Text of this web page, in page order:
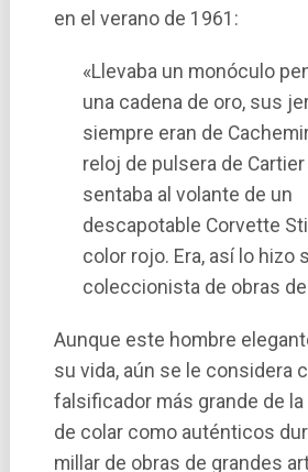
en el verano de 1961:
«Llevaba un monóculo
una cadena de oro, sus
siempre eran de
reloj de pulsera de Cartier
sentaba al volante de un
descapotable Corvette
color rojo. Era, así lo hizo
coleccionista de obras de
Aunque este hombre
su vida, aún se le considera
falsificador más grande de la
de colar como auténticos
millar de obras de grandes